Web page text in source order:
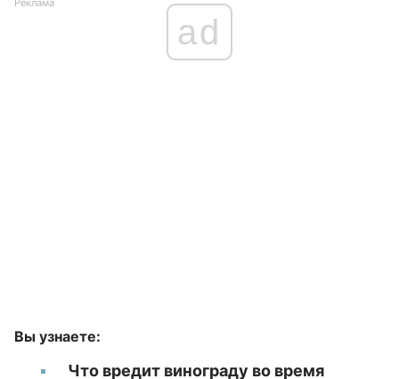
Реклама
ad
Вы узнаете:
Что вредит винограду во время